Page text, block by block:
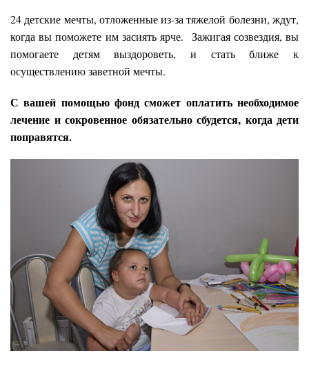
24 детские мечты, отложенные из-за тяжелой болезни, ждут,
когда вы поможете им засиять ярче. Зажигая созвездия, вы
помогаете детям выздороветь, и стать ближе к
осуществлению заветной мечты.
С вашей помощью фонд сможет оплатить необходимое
лечение и сокровенное обязательно сбудется, когда дети
поправятся.